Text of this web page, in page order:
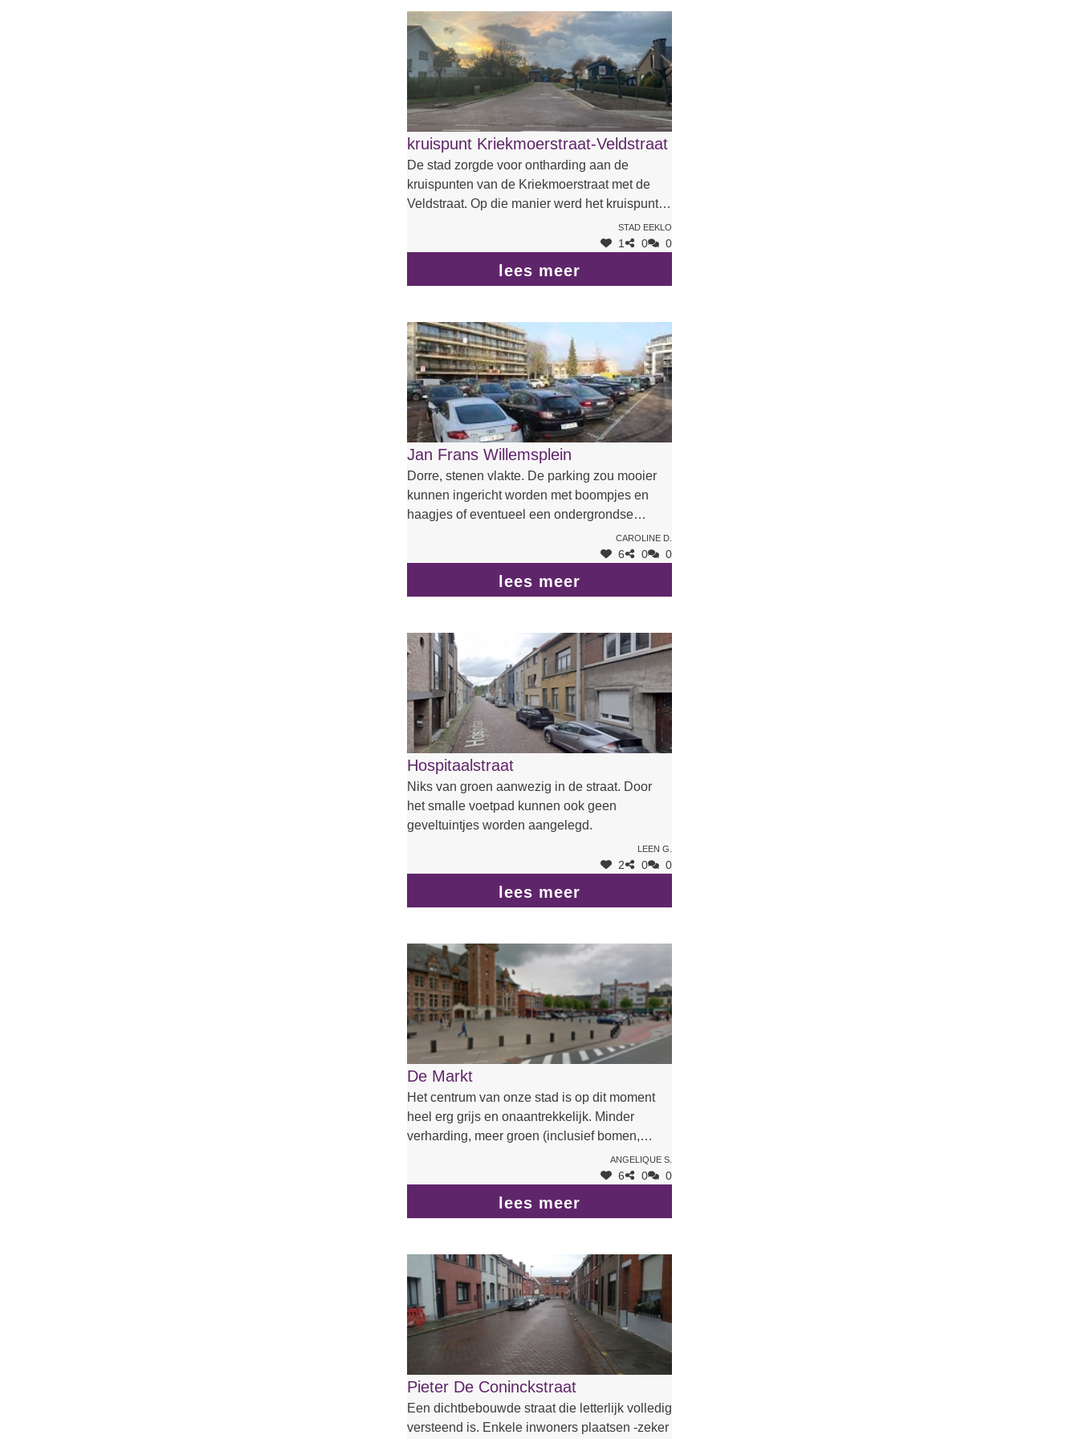
landbouwvoertuigen en racende wagens kan
niet groter zijn.
kruispunt Kriekmoerstraat-Veldstraat
De stad zorgde voor ontharding aan de
kruispunten van de Kriekmoerstraat met de
Veldstraat. Op die manier werd het kruispunt
smaller en veiliger en kwam er meer groen.
stad Eeklo
1 0 0
lees meer
Jan Frans Willemsplein
Dorre, stenen vlakte. De parking zou mooier
kunnen ingericht worden met boompjes en
haagjes of eventueel een ondergrondse
parking, zodat er bovengronds meer ruimte
Caroline D.
6 0 0
lees meer
Hospitaalstraat
Niks van groen aanwezig in de straat. Door
het smalle voetpad kunnen ook geen
geveltuintjes worden aangelegd.
Leen G.
2 0 0
lees meer
De Markt
Het centrum van onze stad is op dit moment
heel erg grijs en onaantrekkelijk. Minder
verharding, meer groen (inclusief bomen,
hangen om de terrassen af te schermen van
de n9, ...) Zou deze lelijke plaats kunnen
omtoveren tot een prachtig en gezellig plein.
Dit zou gegarandeerd ook de horeca ten
Angelique S.
6 0 0
lees meer
Pieter De Coninckstraat
Een dichtbebouwde straat die letterlijk volledig
versteend is. Enkele inwoners plaatsen -zeker